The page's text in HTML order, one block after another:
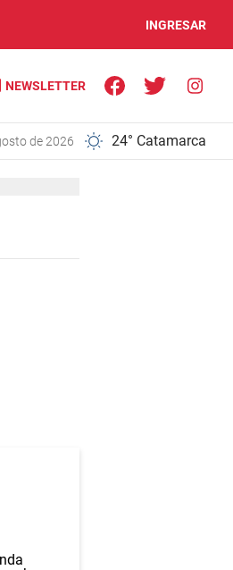
INGRESAR
NEWSLETTER
de 2026 24° Catamarca